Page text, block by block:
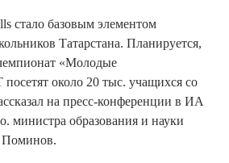
стало базовым элементом
Татарстана. Планируется,
«Молодые
около 20 тыс. учащихся со
на пресс-конференции в ИА
министра образования и науки
Поминов.